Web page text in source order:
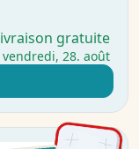
gratuite
vendredi, 28. août